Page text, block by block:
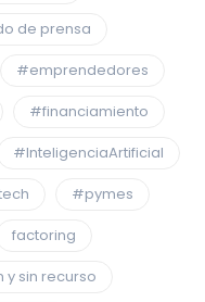
de prensa
#emprendedores
#financiamiento
#InteligenciaArtificial
#pymes
factoring
y sin recurso